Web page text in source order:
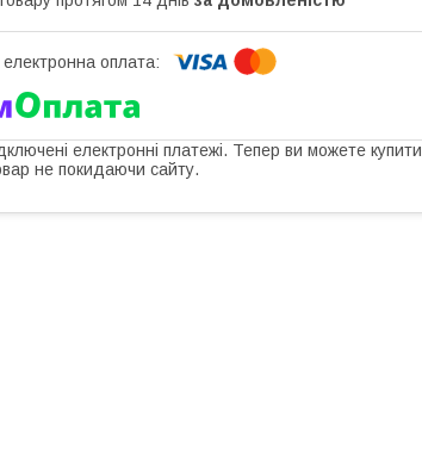
електронні платежі. Тепер ви можете купити
не покидаючи сайту.